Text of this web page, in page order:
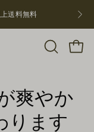
送料無料
検
ー
を
開
ショ
爽やか
ります